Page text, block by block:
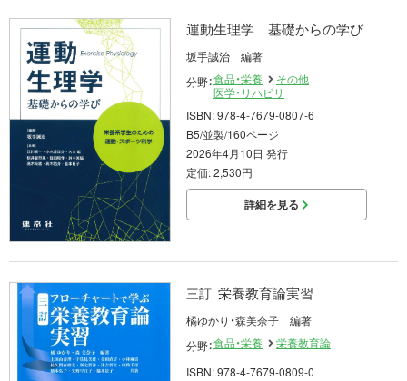
運動生理学 基礎からの学び
坂手誠治 編著
分野：食品・栄養
その他
医学・リハビリ
ISBN: 978-4-7679-0807-6
B5/並製/160ページ
2026年4月10日 発行
定価: 2,530円
詳細を見る
三訂 栄養教育論実習
橘ゆかり・森美奈子 編著
分野：食品・栄養
栄養教育論
ISBN: 978-4-7679-0809-0